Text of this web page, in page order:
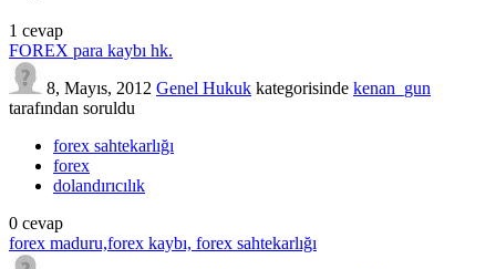
1 cevap
FOREX para kaybı hk.
8, Mayıs, 2012 Genel Hukuk kategorisinde kenan_gun
tarafından soruldu
forex sahtekarlığı
forex
dolandırıcılık
0 cevap
forex maduru,forex kaybı, forex sahtekarlığı